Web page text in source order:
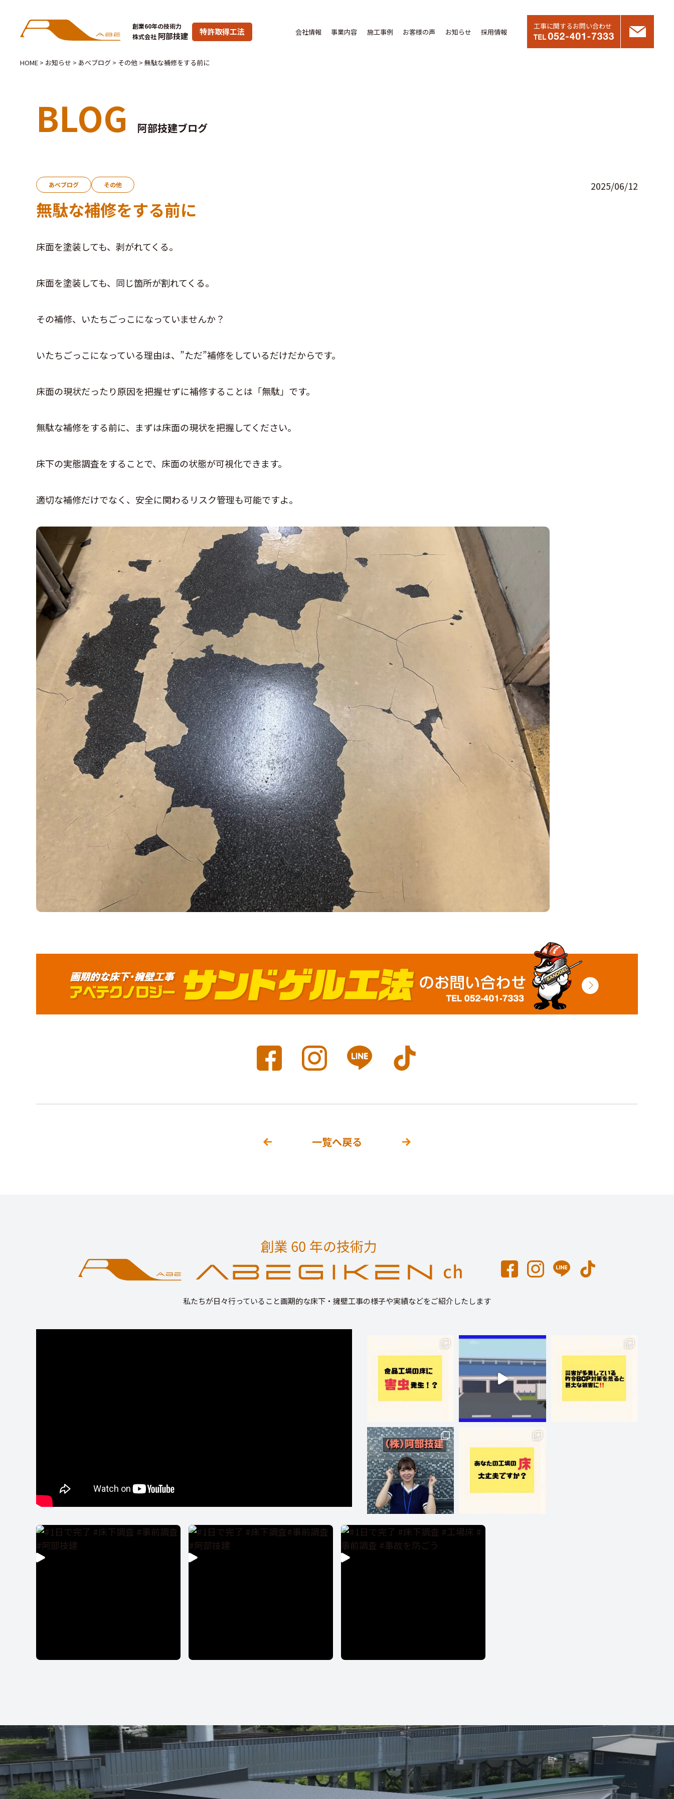
創業60年の技術力
株式会社 阿部技建 特許取得工法 会社情報 事業内容 施工事例 お客様の声 お知らせ 採用情報
工事に関するお問い合わせ
HOME > お知らせ > あべブログ > その他 > 無駄な補修をする前に
BLOG 阿部技建ブログ
あべブログ その他 2025/06/12
無駄な補修をする前に
床面を塗装しても、剥がれてくる。
床面を塗装しても、同じ箇所が割れてくる。
その補修、いたちごっこになっていませんか？
いたちごっこになっている理由は、”ただ”補修をしているだけだからです。
床面の現状だったり原因を把握せずに補修することは「無駄」です。
無駄な補修をする前に、まずは床面の現状を把握してください。
床下の実態調査をすることで、床面の状態が可視化できます。
適切な補修だけでなく、安全に関わるリスク管理も可能ですよ。
一覧へ戻る
私たちが日々行っていること画期的な床下・擁壁工事の様子や実績などをご紹介したします